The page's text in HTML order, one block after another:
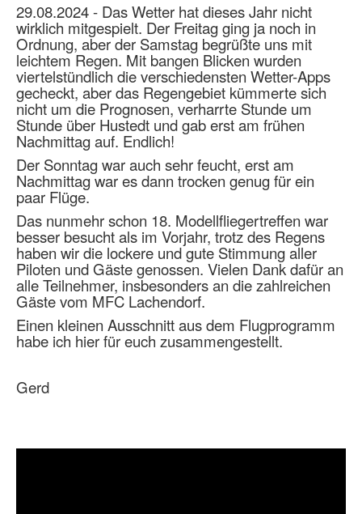
29.08.2024 - Das Wetter hat dieses Jahr nicht
wirklich mitgespielt. Der Freitag ging ja noch in
Ordnung, aber der Samstag begrüßte uns mit
leichtem Regen. Mit bangen Blicken wurden
viertelstündlich die verschiedensten Wetter-Apps
gecheckt, aber das Regengebiet kümmerte sich
nicht um die Prognosen, verharrte Stunde um
Stunde über Hustedt und gab erst am frühen
Nachmittag auf. Endlich!
Der Sonntag war auch sehr feucht, erst am
Nachmittag war es dann trocken genug für ein
paar Flüge.
Das nunmehr schon 18. Modellfliegertreffen war
besser besucht als im Vorjahr, trotz des Regens
haben wir die lockere und gute Stimmung aller
Piloten und Gäste genossen. Vielen Dank dafür an
alle Teilnehmer, insbesonders an die zahlreichen
Gäste vom MFC Lachendorf.
Einen kleinen Ausschnitt aus dem Flugprogramm
habe ich hier für euch zusammengestellt.
Gerd